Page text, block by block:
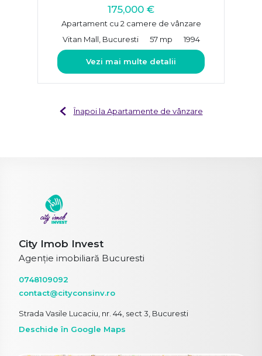
175,000 €
Apartament cu 2 camere de vânzare
Vitan Mall, Bucuresti
57 mp 1994
Vezi mai multe detalii
Înapoi la Apartamente de vânzare
City Imob Invest
Agenție imobiliară Bucuresti
0748109092
contact@cityconsinv.ro
Strada Vasile Lucaciu, nr. 44, sect 3, Bucuresti
Deschide în Google Maps